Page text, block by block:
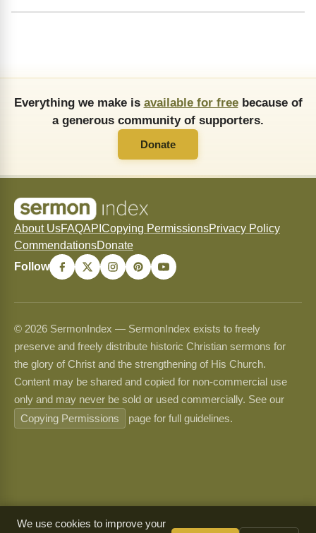
Everything we make is available for freebecause of
a generous community of supporters.
Donate
About UsFAQAPI Copying PermissionsPrivacy Policy
CommendationsDonate
Follow
© 2026 SermonIndex — SermonIndex exists to freely
preserve and freely distribute historic Christian sermons for
the glory of Christ and the strengthening of His Church.
Content may be shared and copied for non-commercial use
only and may never be sold or used commercially. See our
Copying Permissions
page for full guidelines.
We use cookies to improve your